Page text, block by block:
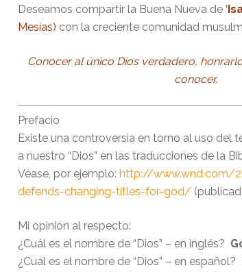
Deseamos compartir la Buena Nueva de ‘
Mesías) con la creciente comunidad
Conocer al único Dios verdadero,
conocer.
Prefacio
Existe una controversia en torno al uso del
a nuestro “Dios” en las traducciones de la
Véase, por ejemplo: http://www.wnd.com/
defends-changing-titles-for-god/
Mi opinión al respecto:
¿Cuál es el nombre de “Dios” – en inglés?
¿Cuál es el nombre de “Dios” – en español?